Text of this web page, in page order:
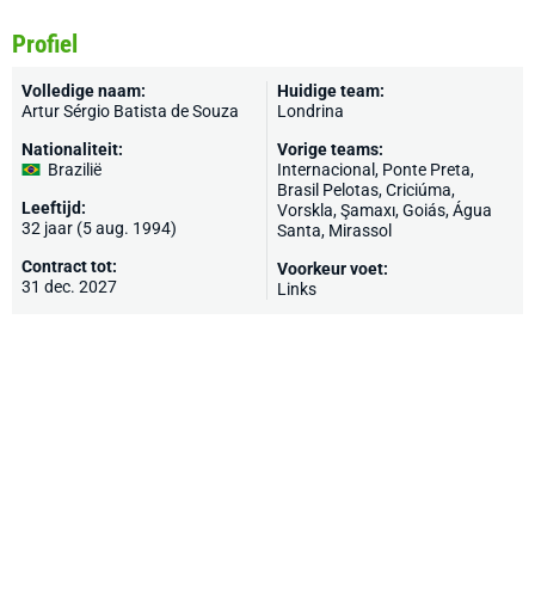
Profiel
Volledige naam:
Artur Sérgio Batista de Souza
Nationaliteit:
Brazilië
Leeftijd:
32 jaar (5 aug. 1994)
Contract tot:
31 dec. 2027
Huidige team:
Londrina
Vorige teams:
Internacional , Ponte Preta,
Brasil Pelotas, Criciúma,
Vorskla, Şamaxı, Goiás, Água
Santa, Mirassol
Voorkeur voet:
Links